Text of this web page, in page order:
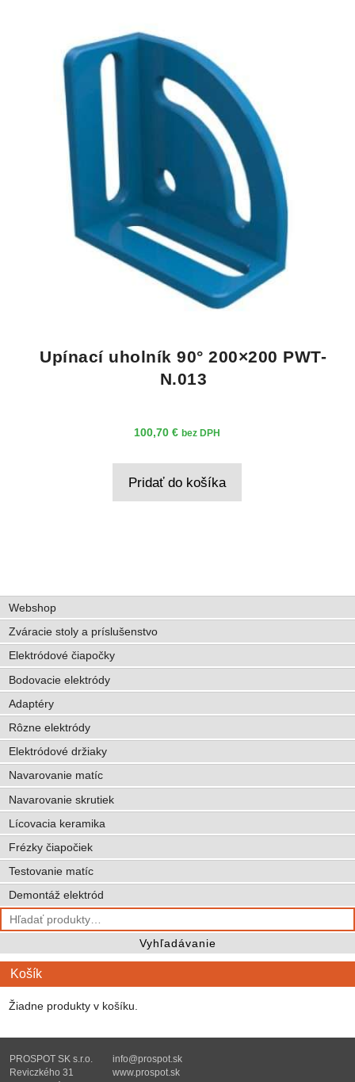
Upínací uholník 90° 200×200 PWT-
N.013
100,70€ bez DPH
Pridať do košíka
Webshop
Zváracie stoly a príslušenstvo
Elektródové čiapočky
Bodovacie elektródy
Adaptéry
Rôzne elektródy
Elektródové držiaky
Navarovanie matíc
Navarovanie skrutiek
Lícovacia keramika
Frézky čiapočiek
Testovanie matíc
Demontáž elektród
Hľadať:
Vyhľadávanie
Košík
Žiadne produkty v košíku.
PROSPOT SK s.r.o.
Reviczkého 31
info@prospot.sk
www.prospot.sk